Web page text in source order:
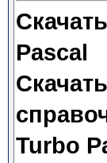
Pascal
Скачать
Turbo